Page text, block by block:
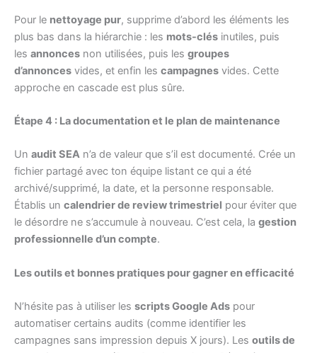
Pour le nettoyage pur, supprime d’abord les éléments les
plus bas dans la hiérarchie : les mots-clés inutiles, puis
les annonces non utilisées, puis les groupes
d’annonces vides, et enfin les campagnes vides. Cette
approche en cascade est plus sûre.
Étape 4 : La documentation et le plan de maintenance
Un audit SEA n’a de valeur que s’il est documenté. Crée un
fichier partagé avec ton équipe listant ce qui a été
archivé/supprimé, la date, et la personne responsable.
Établis un calendrier de review trimestriel pour éviter que
le désordre ne s’accumule à nouveau. C’est cela, la gestion
professionnelle d’un compte.
Les outils et bonnes pratiques pour gagner en efficacité
N’hésite pas à utiliser les scripts Google Ads pour
automatiser certains audits (comme identifier les
campagnes sans impression depuis X jours). Les outils de